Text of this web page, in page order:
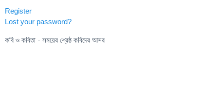
Register
Lost your password?
কবি ও কবিতা - সময়ের শ্রেষ্ঠ কবিদের আসর